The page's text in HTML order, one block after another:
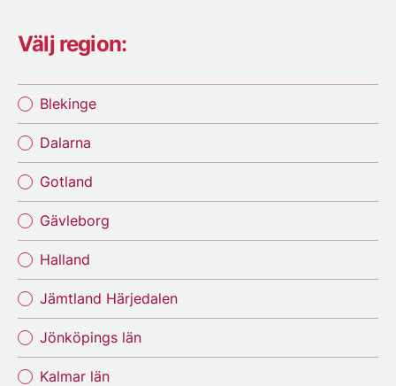
Välj region:
Blekinge
Dalarna
Gotland
Gävleborg
Halland
Jämtland Härjedalen
Jönköpings län
Kalmar län